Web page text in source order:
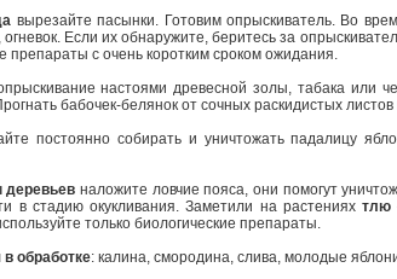
вырезайте пасынки. Готовим опрыскиватель. Во
Если их обнаружите, беритесь за
препараты с очень коротким сроком ожидания.
настоями древесной золы, табака или
бабочек-белянок от сочных раскидистых
постоянно собирать и уничтожать падалицу
наложите ловчие пояса, они помогут
в стадию окукливания. Заметили на растенияхтлю
только биологические препараты.
обработке: калина, смородина, слива, молодые